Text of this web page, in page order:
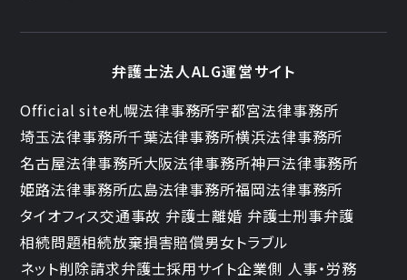
弁護士法人ALG運営サイト
Official site札幌法律事務所宇都宮法律事務所
埼玉法律事務所千葉法律事務所横浜法律事務所
名古屋法律事務所大阪法律事務所神戸法律事務所
姫路法律事務所広島法律事務所福岡法律事務所
タイオフィス交通事故 弁護士離婚 弁護士刑事弁護
相続問題相続放棄損害賠償男女トラブル
ネット削除請求弁護士採用サイト企業側 人事・労務